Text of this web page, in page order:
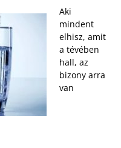
Aki
mindent
elhisz, amit
a tévében
hall, az
bizony arra
van